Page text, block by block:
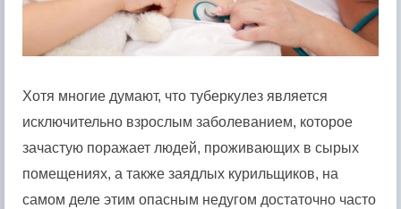
Хотя многие думают, что туберкулез является
исключительно взрослым заболеванием, которое
зачастую поражает людей, проживающих в сырых
помещениях, а также заядлых курильщиков, на
самом деле этим опасным недугом достаточно часто